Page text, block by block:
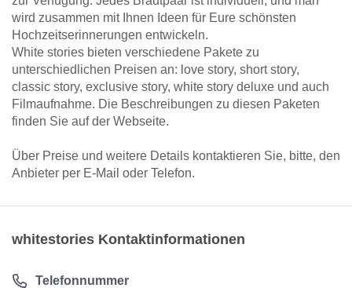
wird zusammen mit Ihnen Ideen für Eure schönsten
Hochzeitserinnerungen entwickeln.
White stories bieten verschiedene Pakete zu
unterschiedlichen Preisen an: love story, short story,
classic story, exclusive story, white story deluxe und auch
Filmaufnahme. Die Beschreibungen zu diesen Paketen
finden Sie auf der Webseite.
Über Preise und weitere Details kontaktieren Sie, bitte, den
Anbieter per E-Mail oder Telefon.
whitestories Kontaktinformationen
Telefonnummer